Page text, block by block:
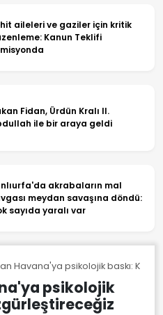
aileleri ve gaziler için kritik
Kanun Teklifi
Fidan, Ürdün Kralı II.
ile bir araya geldi
akrabaların mal
meydan savaşına döndü:
sayıda yaralı var
Havana'ya psikolojik baskı:
psikolojik